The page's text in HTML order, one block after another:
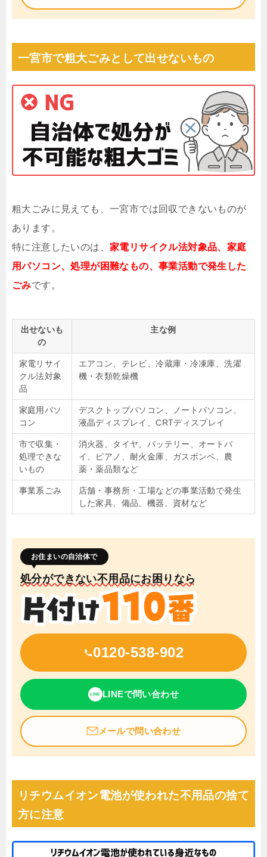
一宮市で粗大ごみとして出せないもの
粗大ごみに見えても、一宮市では回収できないものが
あります。
特に注意したいのは、 家電リサイクル法対象品、家庭
用パソコン、処理が困難なもの、事業活動で発生した
ごみです。
出せないも
の
主な例
家電リサイ
クル法対象
品
エアコン、テレビ、冷蔵庫・冷凍庫、洗濯
機・衣類乾燥機
家庭用パソ
コン
デスクトップパソコン、ノートパソコン、
液晶ディスプレイ、CRTディスプレイ
市で収集・
処理できな
いもの
消火器、タイヤ、バッテリー、オートバ
イ、ピアノ、耐火金庫、ガスボンベ、農
薬・薬品類など
事業系ごみ
店舗・事務所・工場などの事業活動で発生
した家具、備品、機器、資材など
お住まいの自治体で
処分ができない不用品にお困りなら
0120-538-902
LINE LINEで問い合わせ
メールで問い合わせ
リチウムイオン電池が使われた不用品の捨て
方に注意